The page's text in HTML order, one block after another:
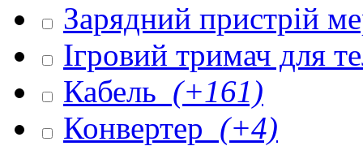
Зарядний пристрій
Ігровий тримач для
Кабель (+161)
Конвертер (+4)